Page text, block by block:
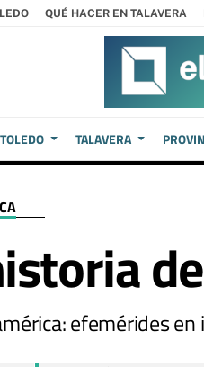
QUÉ HACER EN TALAVERA
TOLEDO TALAVERA
efemérides en